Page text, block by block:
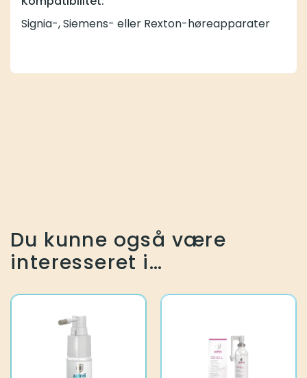
Signia-, Siemens- eller Rexton-høreapparater
Du kunne også være
interesseret i…